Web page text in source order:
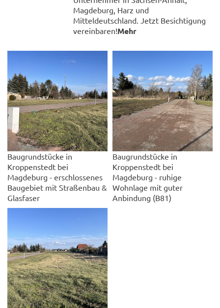
Magdeburg, Harz und
Mitteldeutschland. Jetzt Besichtigung
vereinbaren!Mehr
Baugrundstücke in
Kroppenstedt bei
Magdeburg - erschlossenes
Baugebiet mit Straßenbau &
Glasfaser
Baugrundstücke in
Kroppenstedt bei
Magdeburg - ruhige
Wohnlage mit guter
Anbindung (B81)